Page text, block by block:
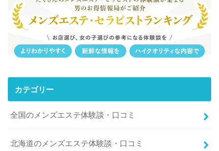
カテゴリー
全国のメンズエステ体験談・口コミ
北海道のメンズエステ体験談・口コミ